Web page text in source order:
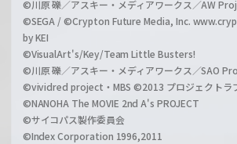
©川原 礫／アスキー・メディアワークス／AW
©SEGA / ©Crypton Future Media, Inc.
by KEI
©VisualArt's/Key/Team Little Busters!
©川原 礫／アスキー・メディアワークス／SAO
©vividred project・MBS ©2013 プロジェクトラ
©NANOHA The MOVIE 2nd A's PROJECT
©サイコパス製作委員会
©Index Corporation 1996,2011